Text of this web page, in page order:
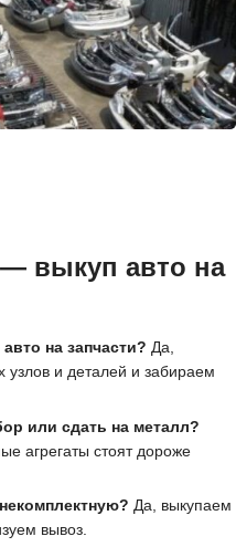
выкуп авто на
на запчасти? Да,
узлов и деталей и забираем
или сдать на металл?
агрегаты стоят дороже
Да, выкупаем
вывоз.